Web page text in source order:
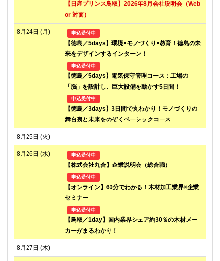
【日産プリンス鳥取】2026年8月会社説明会（Web
or 対面）
8月24日 (月)
【徳島／5days】環境×モノづくり×教育！徳島の未
来をデザインするインターン！
申込受付中
【徳島／5days】電気保守管理コース：工場の
「脳」を設計し、巨大設備を動かす5日間！
申込受付中
【徳島／3days】3日間で丸わかり！モノづくりの
舞台裏と未来をのぞくベーシックコース
申込受付中
8月25日 (火)
8月26日 (水)
【株式会社丸合】企業説明会（総合職）
申込受付中
【オンライン】60分でわかる！木材加工業界×企業
セミナー
申込受付中
【鳥取／1day】国内業界シェア約30％の木材メー
カーがまるわかり！
申込受付中
8月27日 (木)